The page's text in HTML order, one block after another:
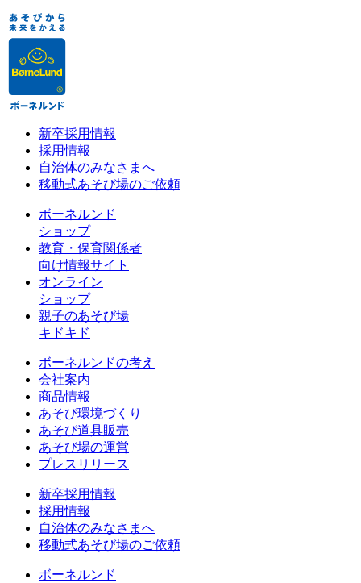
新卒採用情報
採用情報
自治体のみなさまへ
移動式あそび場のご依頼
ボーネルンド
ショップ
教育・保育関係者
向け情報サイト
オンライン
ショップ
親子のあそび場
キドキド
ボーネルンドの考え
会社案内
商品情報
あそび環境づくり
あそび道具販売
あそび場の運営
プレスリリース
新卒採用情報
採用情報
自治体のみなさまへ
移動式あそび場のご依頼
ボーネルンド